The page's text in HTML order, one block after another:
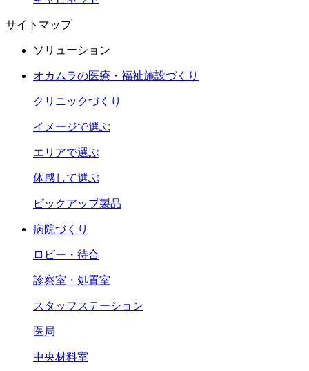
サイトマップ
ソリューション
オカムラの医療・福祉施設づくり
クリニックづくり
イメージで選ぶ
エリアで選ぶ
体感して選ぶ
ピックアップ製品
病院づくり
ロビー・待合
診察室・処置室
スタッフステーション
医局
中央材料室